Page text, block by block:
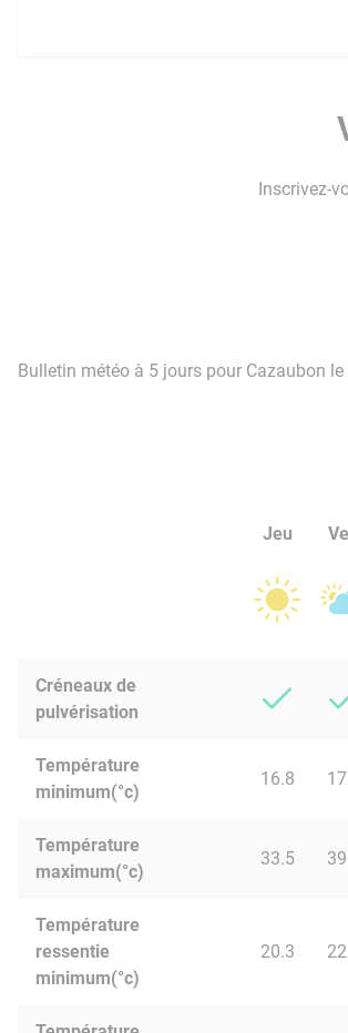
Inscrivez-
Bulletin météo à 5 jours pour Cazaubon
Jeu
Créneaux de
pulvérisation
Température
minimum(°c)
16.8
Température
maximum(°c)
33.5
Température
ressentie
minimum(°c)
20.3